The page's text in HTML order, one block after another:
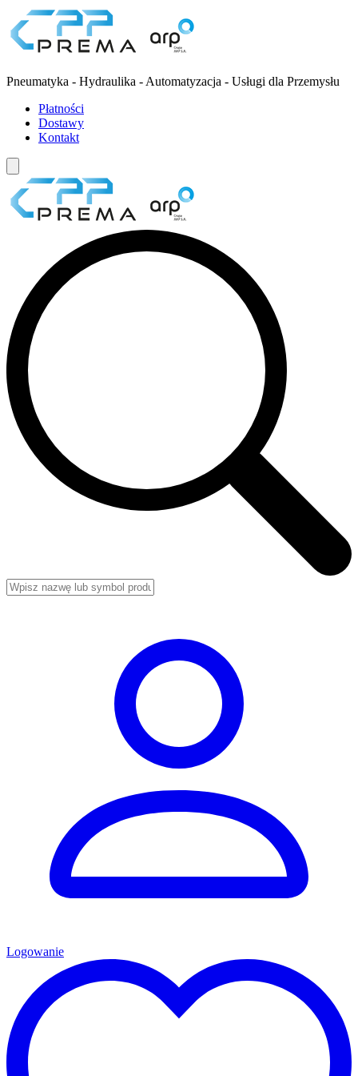
Pneumatyka - Hydraulika - Automatyzacja - Usługi dla Przemysłu
Płatności
Dostawy
Kontakt
Logowanie